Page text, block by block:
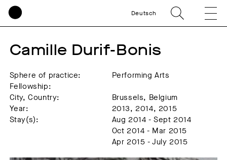
Deutsch
Camille Durif-Bonis
Sphere of practice:
Performing Arts
Fellowship:
City, Country:
Brussels, Belgium
Year:
2013, 2014, 2015
Stay(s):
Aug 2014 - Sept 2014
Oct 2014 - Mar 2015
Apr 2015 - July 2015